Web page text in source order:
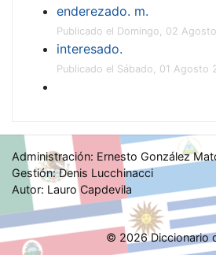
enderezado. m.
Publicado el Domingo, 02
interesado.
Publicado el Sábado, 01 Agosto
Administración: Ernesto González
Gestión: Denis Lucchinacci
Autor: Lauro Capdevila
© 2026 Diccionario